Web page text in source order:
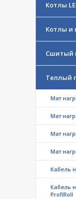
Котлы
Котлы и
Сшитый
Теплый
Мат
Мат
Мат
Мат
Кабель
Кабель
ProfiRoll